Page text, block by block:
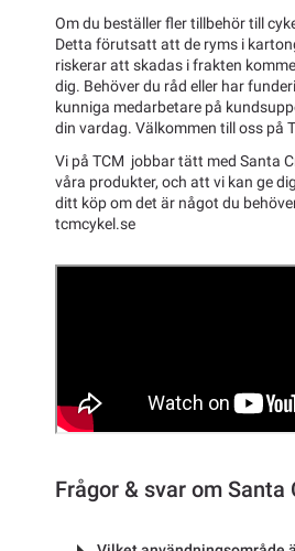
Om du beställer fler tillbehör till
Detta förutsatt att de ryms i
riskerar att skadas i frakten
dig. Behöver du råd eller har
kunniga medarbetare på
din vardag. Välkommen till oss på
Vi på TCM jobbar tätt med Santa
våra produkter, och att vi kan ge
ditt köp om det är något du
tcmcykel.se
Frågor & svar om